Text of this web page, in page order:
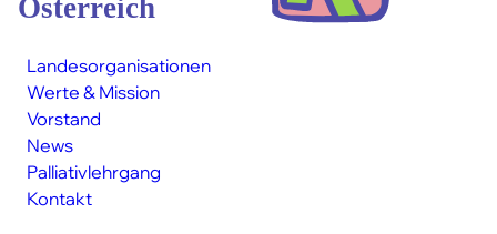
Landesorganisationen
Werte & Mission
Vorstand
News
Palliativ­lehrgang
Kontakt